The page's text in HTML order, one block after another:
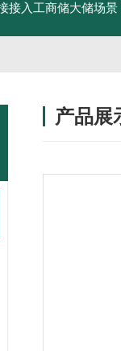
接入工商储大储场景
产品展